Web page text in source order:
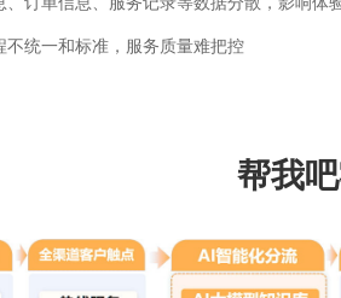
不统一和标准，服务质量难把控
帮我